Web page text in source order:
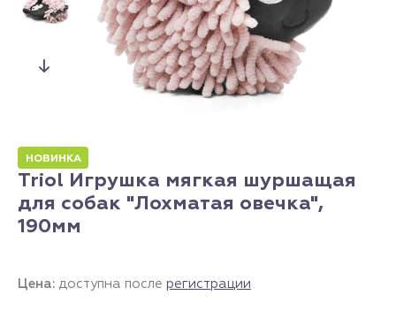
НОВИНКА
Triol Игрушка мягкая шуршащая
для собак "Лохматая овечка",
190мм
Цена: доступна после регистрации